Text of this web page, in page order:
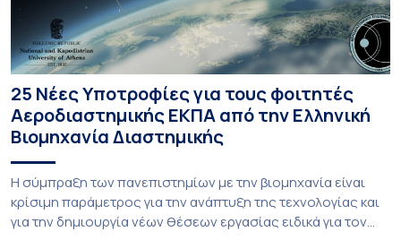
25 Νέες Υποτροφίες για τους φοιτητές
Αεροδιαστημικής ΕΚΠΑ από την Ελληνική
Βιομηχανία Διαστημικής
Η σύμπραξη των πανεπιστημίων με την βιομηχανία είναι
κρίσιμη παράμετρος για την ανάπτυξη της τεχνολογίας και
για την δημιουργία νέων θέσεων εργασίας ειδικά για τον